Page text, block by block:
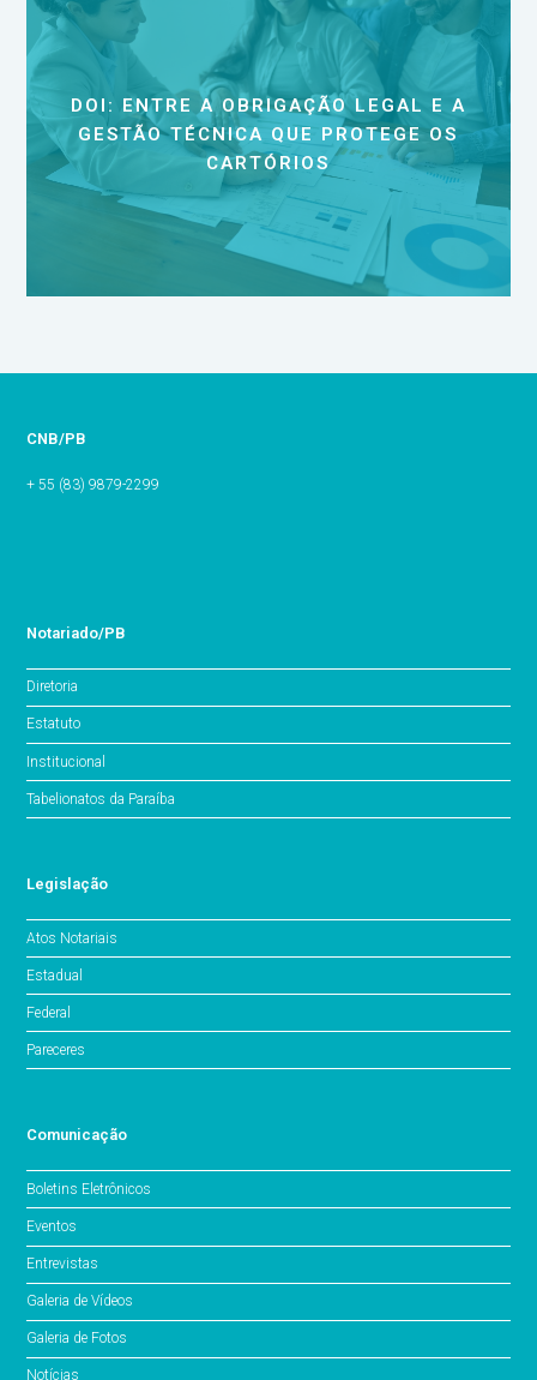
DOI: ENTRE A OBRIGAÇÃO LEGAL E A
GESTÃO TÉCNICA QUE PROTEGE OS
CARTÓRIOS
CNB/PB
+ 55 (83) 9879-2299
Notariado/PB
Diretoria
Estatuto
Institucional
Tabelionatos da Paraíba
Legislação
Atos Notariais
Estadual
Federal
Pareceres
Comunicação
Boletins Eletrônicos
Eventos
Entrevistas
Galeria de Vídeos
Galeria de Fotos
Notícias